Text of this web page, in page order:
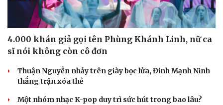
4.000 khán giả gọi tên Phùng Khánh Linh, nữ ca
sĩ nói không còn cô đơn
Thuận Nguyễn nhảy trên giày bọc lửa, Đinh Mạnh Ninh
thắng trận xóa thẻ
Một nhóm nhạc K-pop duy trì sức hút trong bao lâu?